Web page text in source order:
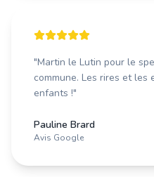
"Martin le Lutin pour le
commune. Les rires et les
enfants !"
Pauline Brard
Avis Google